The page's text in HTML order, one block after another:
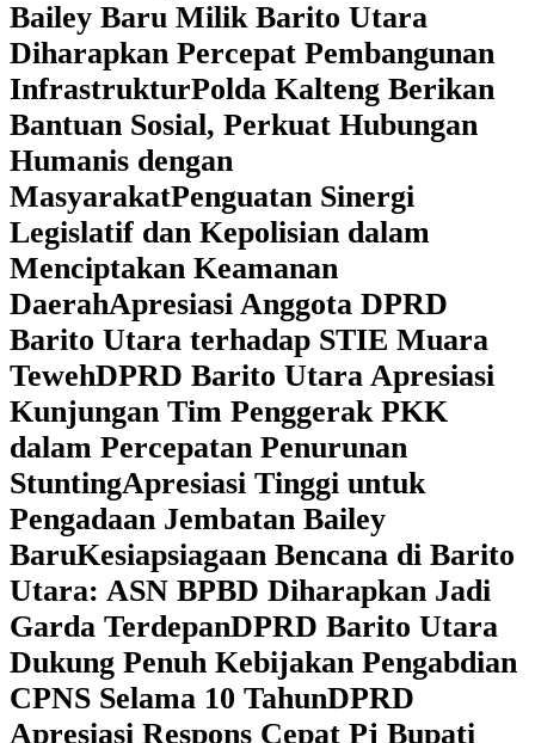
Bailey Baru Milik Barito Utara
Diharapkan Percepat Pembangunan
InfrastrukturPolda Kalteng Berikan
Bantuan Sosial, Perkuat Hubungan
Humanis dengan
MasyarakatPenguatan Sinergi
Legislatif dan Kepolisian dalam
Menciptakan Keamanan
DaerahApresiasi Anggota DPRD
Barito Utara terhadap STIE Muara
TewehDPRD Barito Utara Apresiasi
Kunjungan Tim Penggerak PKK
dalam Percepatan Penurunan
StuntingApresiasi Tinggi untuk
Pengadaan Jembatan Bailey
BaruKesiapsiagaan Bencana di Barito
Utara: ASN BPBD Diharapkan Jadi
Garda TerdepanDPRD Barito Utara
Dukung Penuh Kebijakan Pengabdian
CPNS Selama 10 TahunDPRD
Apresiasi Respons Cepat Pj Bupati